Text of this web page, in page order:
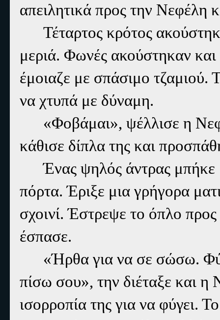
απειλητικά προς την Νεφέλη
Τέταρτος κρότος
μεριά. Φωνές ακούστηκαν
έμοιαζε με σπάσιμο τζαμιού.
να χτυπά με δύναμη.
«Φοβάμαι», ψέλλισε η
κάθισε δίπλα της και
Ένας ψηλός άντρας
πόρτα. Έριξε μια γρήγορα
σχοινί. Έστρεψε το όπλο
έσπασε.
«Ήρθα για να σε σώσω.
πίσω σου», την διέταξε και
ισορροπία της για να φύγει.